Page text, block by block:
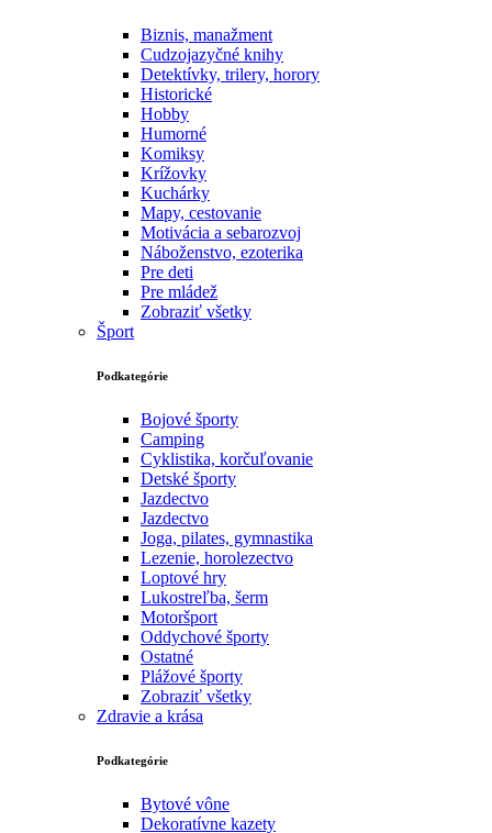
Biznis, manažment
Cudzojazyčné knihy
Detektívky, trilery, horory
Historické
Hobby
Humorné
Komiksy
Krížovky
Kuchárky
Mapy, cestovanie
Motivácia a sebarozvoj
Náboženstvo, ezoterika
Pre deti
Pre mládež
Zobraziť všetky
Šport
Podkategórie
Bojové športy
Camping
Cyklistika, korčuľovanie
Detské športy
Jazdectvo
Jazdectvo
Joga, pilates, gymnastika
Lezenie, horolezectvo
Loptové hry
Lukostreľba, šerm
Motoršport‎
Oddychové športy
Ostatné
Plážové športy
Zobraziť všetky
Zdravie a krása
Podkategórie
Bytové vône
Dekoratívne kazety